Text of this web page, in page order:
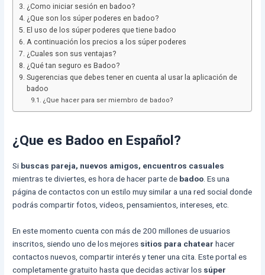
¿Como iniciar sesión en badoo?
¿Que son los súper poderes en badoo?
El uso de los súper poderes que tiene badoo
A continuación los precios a los súper poderes
¿Cuales son sus ventajas?
¿Qué tan seguro es Badoo?
Sugerencias que debes tener en cuenta al usar la aplicación de
badoo
¿Que hacer para ser miembro de badoo?
¿Que es Badoo en Español?
Si buscas pareja, nuevos amigos, encuentros casuales
mientras te diviertes, es hora de hacer parte de badoo . Es una
página de contactos con un estilo muy similar a una red social donde
podrás compartir fotos, videos, pensamientos, intereses, etc.
En este momento cuenta con más de 200 millones de usuarios
inscritos, siendo uno de los mejores sitios para chatear hacer
contactos nuevos, compartir interés y tener una cita. Este portal es
completamente gratuito hasta que decidas activar los súper